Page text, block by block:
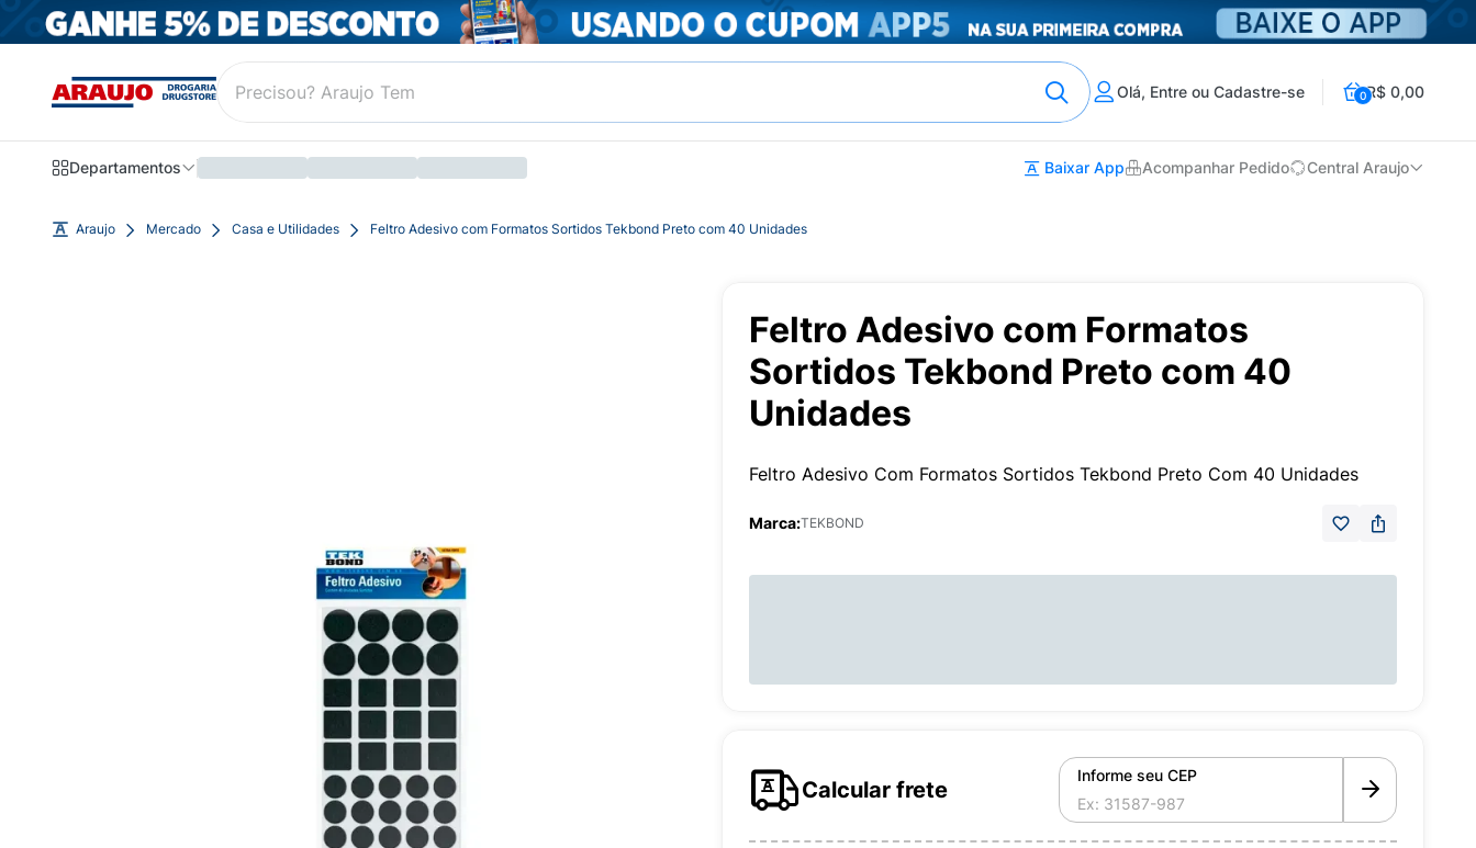
Olá, Entre ou Cadastre-se 0R$ 0,00
Departamentos Baixar App Acompanhar Pedido Central Araujo
Araujo Mercado Casa e Utilidades Feltro Adesivo com Formatos Sortidos Tekbond Preto com 40 Unidades
Feltro Adesivo com Formatos
Sortidos Tekbond Preto com 40
Unidades
Feltro Adesivo Com Formatos Sortidos Tekbond Preto Com 40 Unidades
Marca:TEKBOND
Calcular frete
Informe seu CEP